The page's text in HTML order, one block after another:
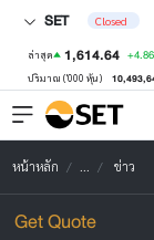
SET Closed
ล่าสุด 1,614.64 +4.86
ปริมาณ ('000 หุ้น)
หน้าหลัก ... ข่าว